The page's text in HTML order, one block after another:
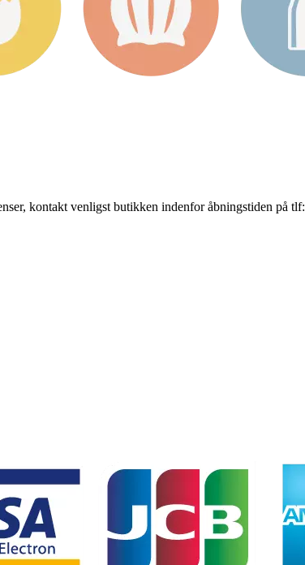
kontakt venligst butikken indenfor åbningstiden på tlf: